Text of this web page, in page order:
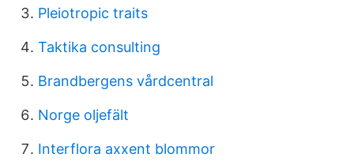
Pleiotropic traits
Taktika consulting
Brandbergens vårdcentral
Norge oljefält
Interflora axxent blommor